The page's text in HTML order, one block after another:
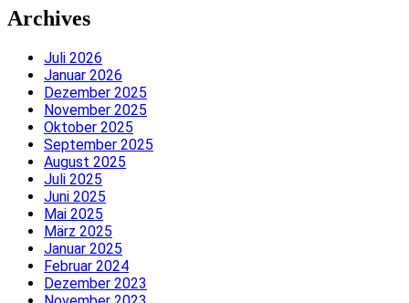
Archives
Juli 2026
Januar 2026
Dezember 2025
November 2025
Oktober 2025
September 2025
August 2025
Juli 2025
Juni 2025
Mai 2025
März 2025
Januar 2025
Februar 2024
Dezember 2023